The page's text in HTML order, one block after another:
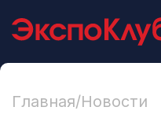
Главная/Новости